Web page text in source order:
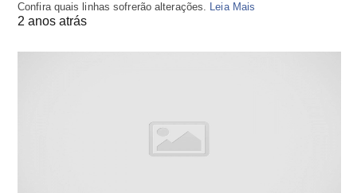
Confira quais linhas sofrerão alterações. Leia Mais
2 anos atrás